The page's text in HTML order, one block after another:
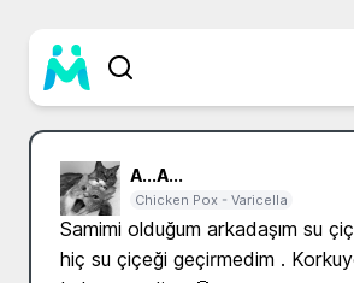
A...A...
Chicken Pox - Varicella
Samimi olduğum arkadaşım su
hiç su çiçeği geçirmedim .